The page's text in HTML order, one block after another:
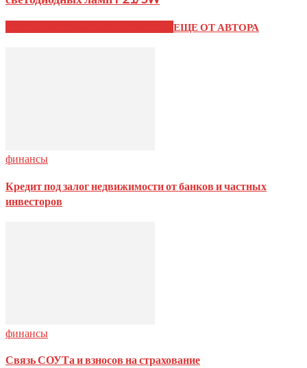
ЕЩЕ ОТ АВТОРА
финансы
Кредит под залог недвижимости от банков и частных
инвесторов
финансы
Связь СОУТа и взносов на страхование